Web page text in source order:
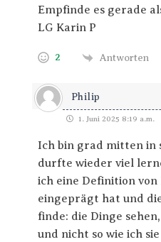
Empfinde es gerade
LG Karin P
2 Antworten
Philip
1. Juni 2025 8:19 a.m.
Ich bin grad mitten in
durfte wieder viel
ich eine Definition
eingeprägt hat und
finde: die Dinge
und nicht so wie ich